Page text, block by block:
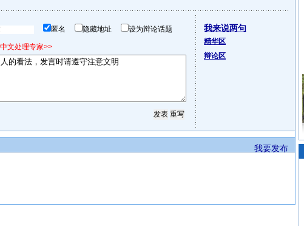
匿名 隐藏地址 设为辩论话题
文处理专家>>
我来说两句
精华区
辩论区
我要发布